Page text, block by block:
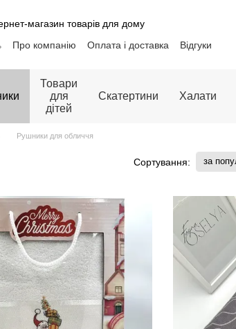
магазин товарів для дому
Про компанію Оплата і доставка
Відгуки
Товари
для
дітей
Скатертини Халати
Рушники для обличчя
Сортування: за